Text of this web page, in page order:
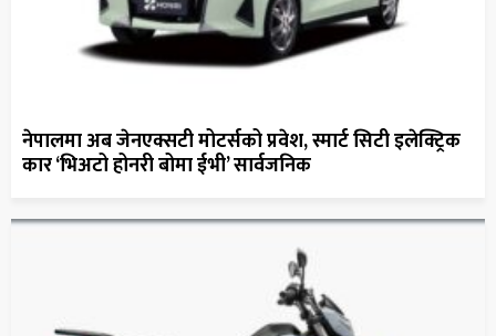
नेपालमा अब जेनएक्सटी मोटर्सको प्रवेश, स्मार्ट सिटी इलेक्ट्रिक
कार ‘भिअटो होनरी बोमा ईभी’ सार्वजनिक